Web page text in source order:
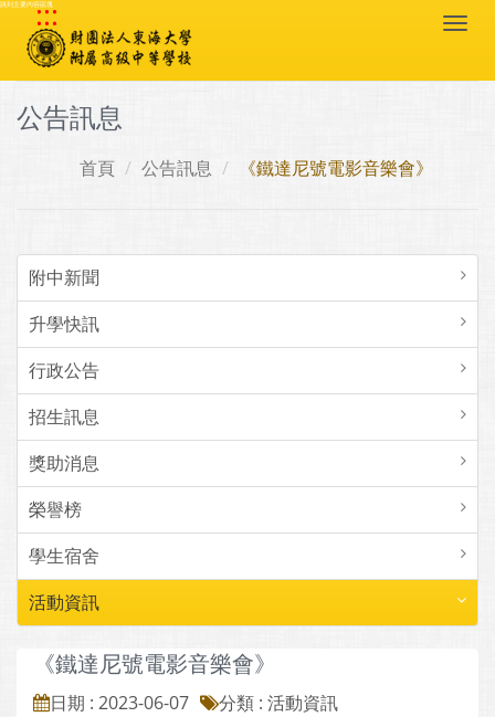
跳到主要內容區塊
:::
公告訊息
首頁 公告訊息 《鐵達尼號電影音樂會》
附中新聞
升學快訊
行政公告
招生訊息
獎助消息
榮譽榜
學生宿舍
活動資訊
《鐵達尼號電影音樂會》
日期 : 2023-06-07
分類 : 活動資訊